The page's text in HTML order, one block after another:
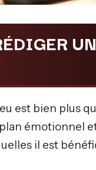
est bien plus
émotionnel
il est